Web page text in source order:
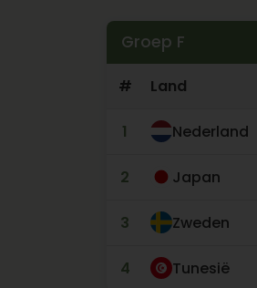
Groep F
# Land
1 Nederland
2 Japan
3 Zweden
4 Tunesië